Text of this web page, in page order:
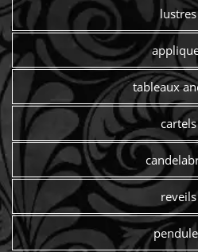
lustres
tableaux
cartels
reveils